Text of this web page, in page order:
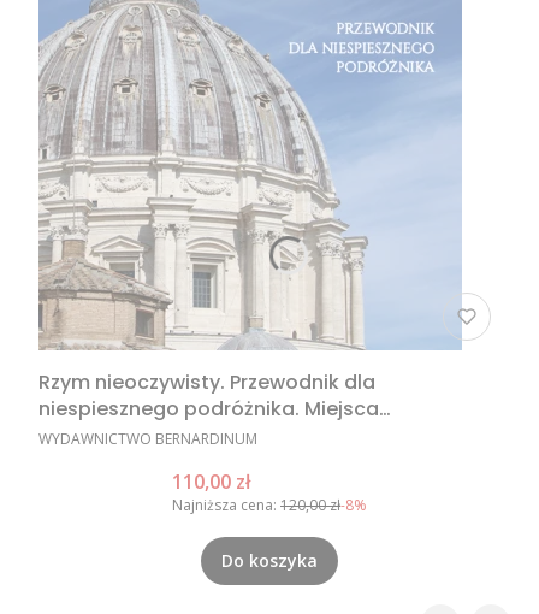
Rzym nieoczywisty. Przewodnik dla
niespiesznego podróżnika. Miejsca
nieoczywiste w Rzymie, nietypowe atrakcje
PRODUCENT
WYDAWNICTWO BERNARDINUM
Cena promocyjna
110,00 zł
Najniższa cena: 120,00 zł-8%
Do koszyka